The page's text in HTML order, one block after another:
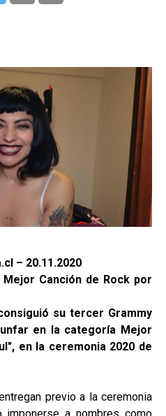
– 20.11.2020
Canción de Rock por
su tercer Grammy
en la categoría Mejor
en la ceremonia 2020 de
previo a la ceremonia